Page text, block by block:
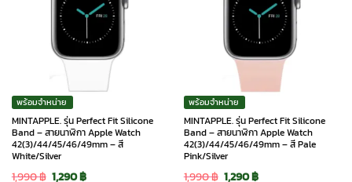
พร้อมจำหน่าย
MINTAPPLE. รุ่น Perfect Fit Silicone
Band – สายนาฬิกา Apple Watch
42(3)/44/45/46/49mm – สี
White/Silver
1,990฿ Original
1,290฿Current
พร้อมจำหน่าย
MINTAPPLE. รุ่น Perfect Fit Silicone
Band – สายนาฬิกา Apple Watch
42(3)/44/45/46/49mm – สี Pale
Pink/Silver
1,990฿ Original
1,290฿Current